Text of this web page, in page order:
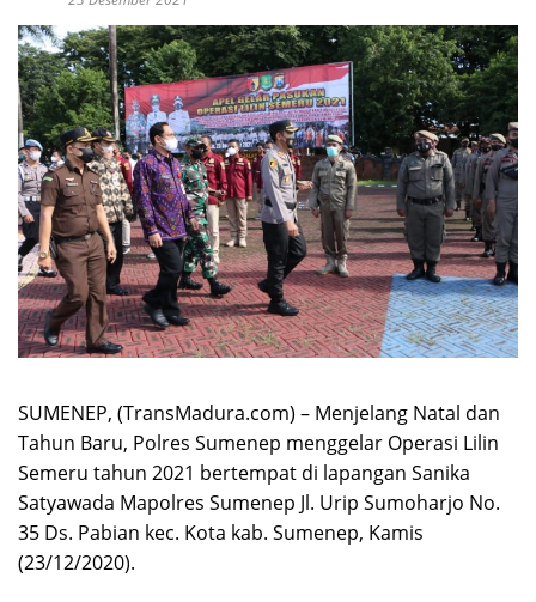
SUMENEP, (TransMadura.com) – Menjelang Natal dan
Tahun Baru, Polres Sumenep menggelar Operasi Lilin
Semeru tahun 2021 bertempat di lapangan Sanika
Satyawada Mapolres Sumenep Jl. Urip Sumoharjo No.
35 Ds. Pabian kec. Kota kab. Sumenep, Kamis
(23/12/2020).